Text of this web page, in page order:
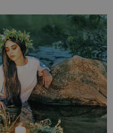
zhodnotí švadlena
vás, podívejte.“